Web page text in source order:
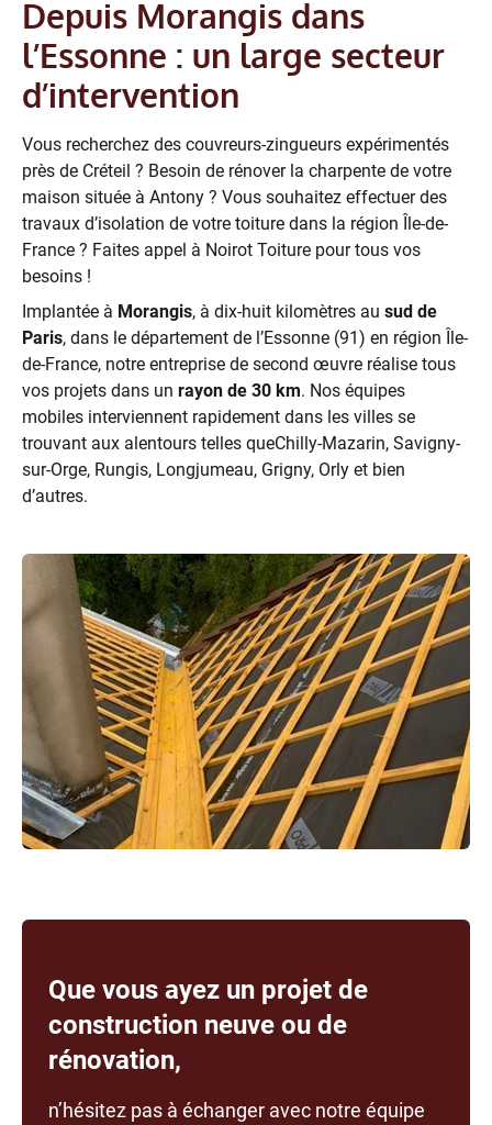
Depuis Morangis dans
l’Essonne : un large secteur
d’intervention
Vous recherchez des couvreurs-zingueurs expérimentés
près de Créteil ? Besoin de rénover la charpente de votre
maison située à Antony ? Vous souhaitez effectuer des
travaux d’isolation de votre toiture dans la région Île-de-
France ? Faites appel à Noirot Toiture pour tous vos
besoins !
Implantée à Morangis, à dix-huit kilomètres au sud de
Paris, dans le département de l’Essonne (91) en région Île-
de-France, notre entreprise de second œuvre réalise tous
vos projets dans un rayon de 30 km. Nos équipes
mobiles interviennent rapidement dans les villes se
trouvant aux alentours telles queChilly-Mazarin, Savigny-
sur-Orge, Rungis, Longjumeau, Grigny, Orly et bien
d’autres.
Que vous ayez un projet de
construction neuve ou de
rénovation,
n’hésitez pas à échanger avec notre équipe